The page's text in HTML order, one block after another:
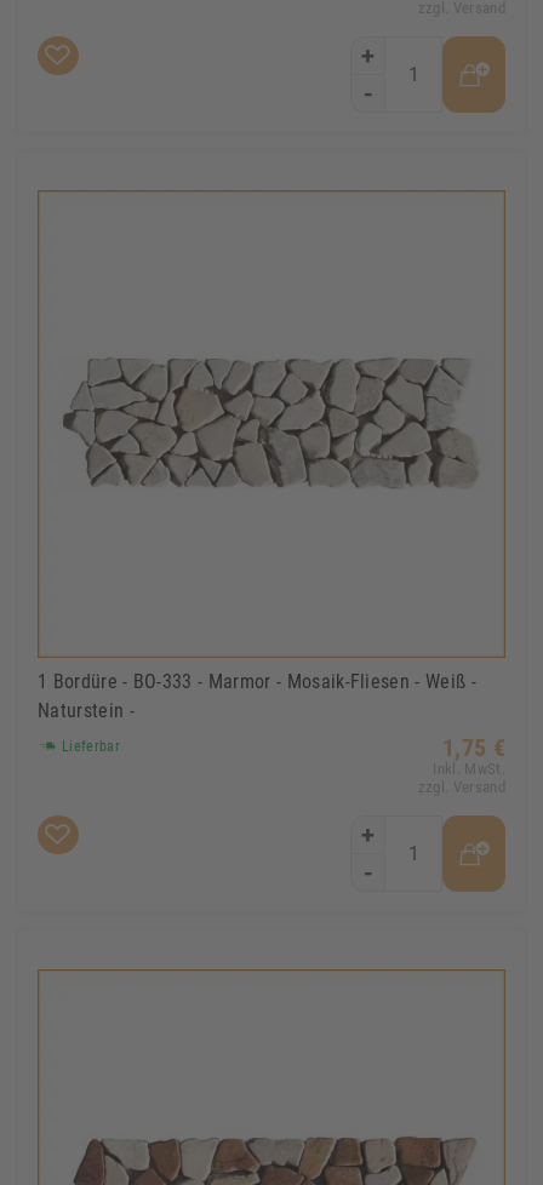
zzgl. Versand
+
-
1 Bordüre - BO-333 - Marmor - Mosaik-Fliesen - Weiß -
Naturstein -
Lieferbar 1,75 €
Inkl. MwSt.
zzgl. Versand
+
-